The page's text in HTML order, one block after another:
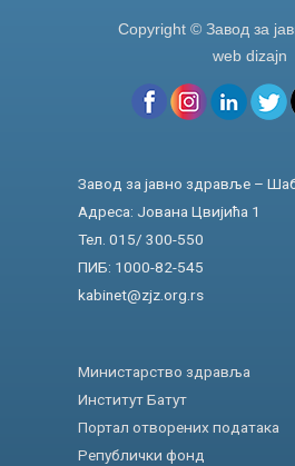
Copyright © Завод за
web dizajn
Завод за јавно здравље –
Адреса: Јована Цвијића 1
Тел. 015/ 300-550
ПИБ: 1000-82-545
kabinet@zjz.org.rs
Министарство здравља
Институт Батут
Портал отворених података
Републички фонд